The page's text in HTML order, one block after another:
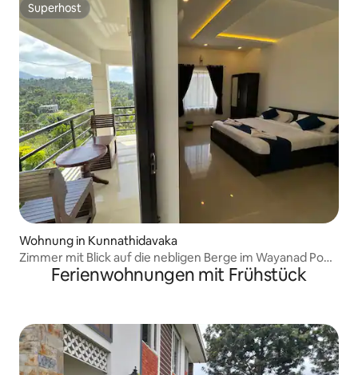
Superhost
Superhost
Wohnung in Kunnathidavaka
Zimmer mit Blick auf die nebligen Berge im Wayanad Pool
ResortFerienwohnungen mit Frühstück